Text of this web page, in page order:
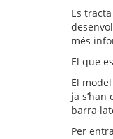
Es
més
El que
El
ja
barra
Per